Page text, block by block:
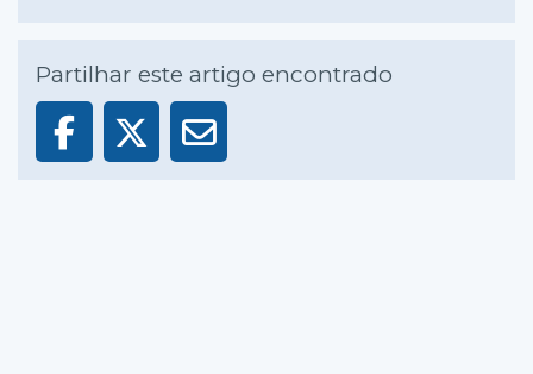
Partilhar este artigo encontrado